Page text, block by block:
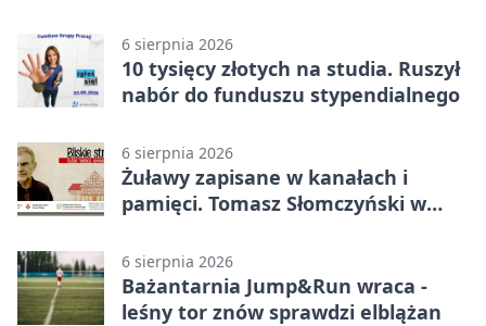
6 sierpnia 2026
10 tysięcy złotych na studia. Ruszył
nabór do funduszu stypendialnego
6 sierpnia 2026
Żuławy zapisane w kanałach i
pamięci. Tomasz Słomczyński w
6 sierpnia 2026
Bażantarnia Jump&Run wraca -
leśny tor znów sprawdzi elblążan